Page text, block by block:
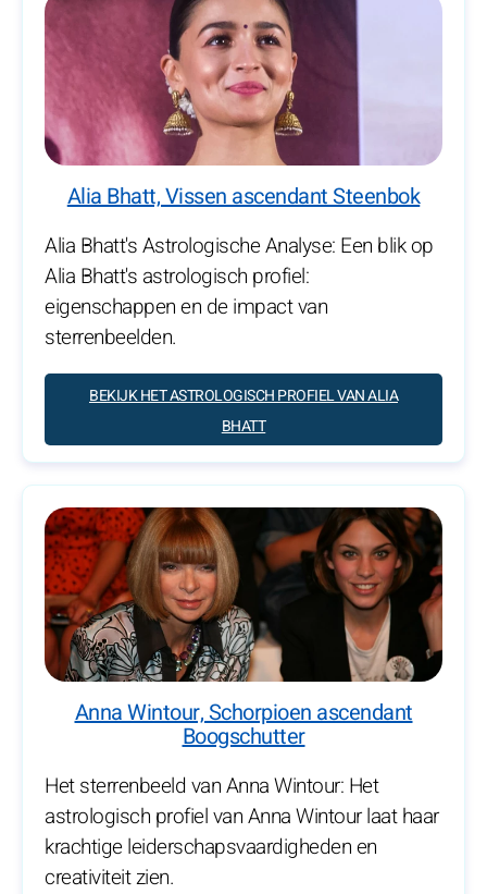
Alia Bhatt, Vissen ascendant Steenbok
Alia Bhatt's Astrologische Analyse: Een blik op
Alia Bhatt's astrologisch profiel:
eigenschappen en de impact van
sterrenbeelden.
BEKIJK HET ASTROLOGISCH PROFIEL VAN ALIA
BHATT
Anna Wintour, Schorpioen ascendant
Boogschutter
Het sterrenbeeld van Anna Wintour: Het
astrologisch profiel van Anna Wintour laat haar
krachtige leiderschapsvaardigheden en
creativiteit zien.